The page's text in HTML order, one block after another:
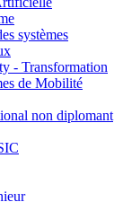
systèmes
- Transformation
de Mobilité
non diplomant